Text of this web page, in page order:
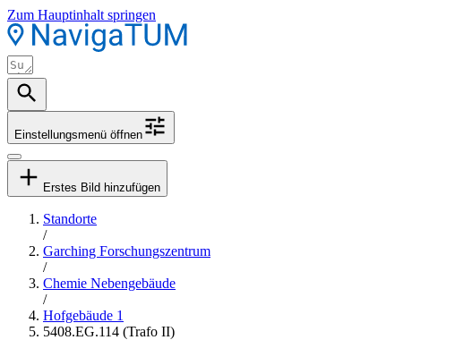
Zum Hauptinhalt springen
Einstellungsmenü öffnen
Erstes Bild hinzufügen
Standorte
/
Garching Forschungszentrum
/
Chemie Nebengebäude
/
Hofgebäude 1
5408.EG.114 (Trafo II)